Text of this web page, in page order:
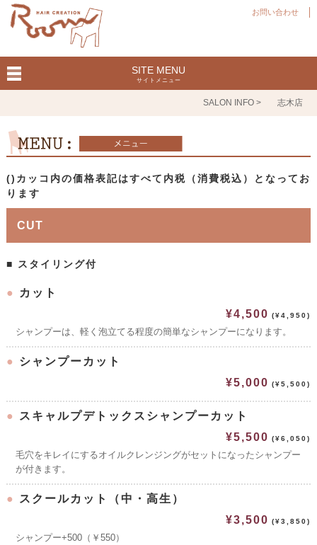
お問い合わせ
SITE MENU
サイトメニュー
SALON INFO > 志木店
()カッコ内の価格表記はすべて内税（消費税込）となってお
ります
CUT
■ スタイリング付
●
カット
¥4,500 (¥4,950)
シャンプーは、軽く泡立てる程度の簡単なシャンプーになります。
● シャンプーカット
¥5,000 (¥5,500)
●
スキャルプデトックスシャンプーカット
¥5,500 (¥6,050)
毛穴をキレイにするオイルクレンジングがセットになったシャンプー
が付きます。
●
スクールカット（中・高生）
¥3,500 (¥3,850)
シャンプー+500（￥550）